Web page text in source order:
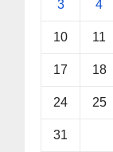
3 4
10 11
17 18
24 25
31